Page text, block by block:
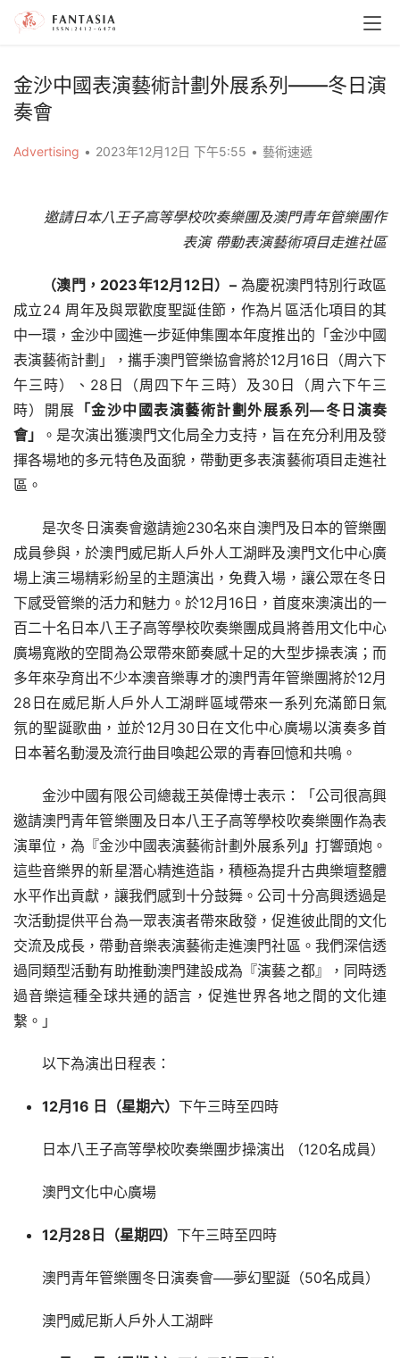
金沙中國表演藝術計劃外展系列——冬日演
奏會
Advertising • 2023年12月12日 下午5:55 • 藝術速遞
邀請日本八王子高等學校吹奏樂團及澳門青年管樂團作
表演 帶動表演藝術項目走進社區
（澳門，2023年12月12日）– 為慶祝澳門特別行政區
成立24 周年及與眾歡度聖誕佳節，作為片區活化項目的其
中一環，金沙中國進一步延伸集團本年度推出的「金沙中國
表演藝術計劃」，攜手澳門管樂協會將於12月16日（周六下
午三時）、28日（周四下午三時）及30日（周六下午三
時）開展 「金沙中國表演藝術計劃外展系列—冬日演奏
會」
。是次演出獲澳門文化局全力支持，旨在充分利用及發
揮各場地的多元特色及面貌，帶動更多表演藝術項目走進社
區。
是次冬日演奏會邀請逾230名來自澳門及日本的管樂團
成員參與，於澳門威尼斯人戶外人工湖畔及澳門文化中心廣
場上演三場精彩紛呈的主題演出，免費入場，讓公眾在冬日
下感受管樂的活力和魅力。於12月16日，首度來澳演出的一
百二十名日本八王子高等學校吹奏樂團成員將善用文化中心
廣場寬敞的空間為公眾帶來節奏感十足的大型步操表演；而
多年來孕育出不少本澳音樂專才的澳門青年管樂團將於12月
28日在威尼斯人戶外人工湖畔區域帶來一系列充滿節日氣
氛的聖誕歌曲，並於12月30日在文化中心廣場以演奏多首
日本著名動漫及流行曲目喚起公眾的青春回憶和共鳴。
金沙中國有限公司總裁王英偉博士表示：「公司很高興
邀請澳門青年管樂團及日本八王子高等學校吹奏樂團作為表
演單位，為『金沙中國表演藝術計劃外展系列 』 打響頭炮。
這些音樂界的新星潛心精進造詣，積極為提升古典樂壇整體
水平作出貢獻，讓我們感到十分鼓舞。公司十分高興透過是
次活動提供平台為一眾表演者帶來啟發，促進彼此間的文化
交流及成長，帶動音樂表演藝術走進澳門社區。我們深信透
過同類型活動有助推動澳門建設成為『演藝之都』，同時透
過音樂這種全球共通的語言，促進世界各地之間的文化連
繫。」
以下為演出日程表：
12月 16 日（星期六） 下午三時至四時
日本八王子高等學校吹奏樂團步操演出 （120名成員）
澳門文化中心廣場
12月 28 日（星期四） 下午三時至四時
澳門青年管樂團冬日演奏會──夢幻聖誕（50名成員）
澳門威尼斯人戶外人工湖畔